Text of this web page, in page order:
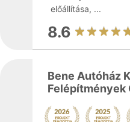
előállítása, ...
8.6
Bene Autóház
Felépítmények